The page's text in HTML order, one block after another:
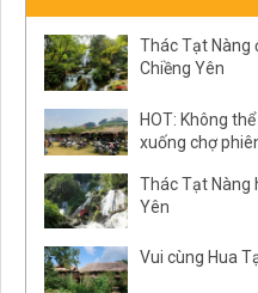
Thác Tạt Nàng
Chiềng Yên
HOT: Không
xuống chợ
Thác Tạt Nàng
Yên
Vui cùng Hua